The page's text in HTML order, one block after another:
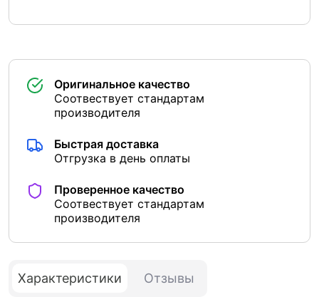
Оригинальное качество
Соотвествует стандартам
производителя
Быстрая доставка
Отгрузка в день оплаты
Проверенное качество
Соотвествует стандартам
производителя
Характеристики Отзывы